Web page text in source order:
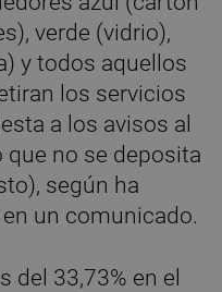
verde (vidrio),
y todos aquellos
los servicios
a los avisos al
que no se deposita
según ha
un comunicado.
del 33,73% en el